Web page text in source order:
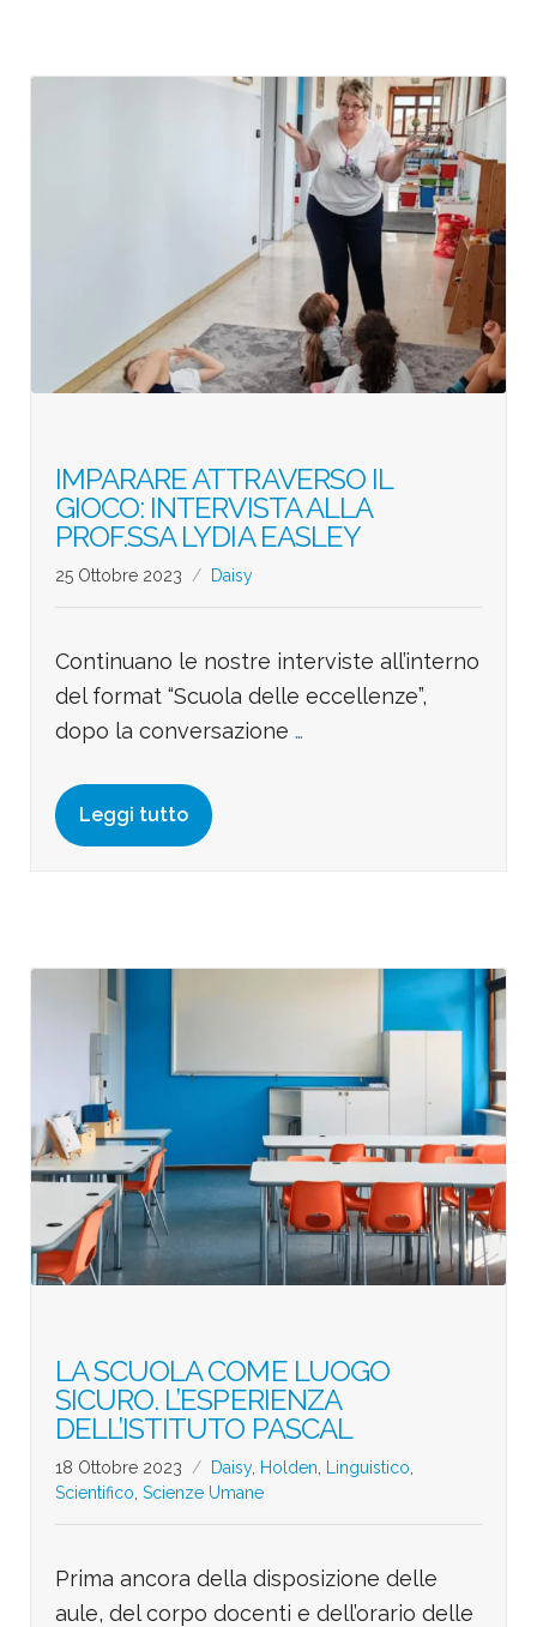
IMPARARE ATTRAVERSO IL
GIOCO: INTERVISTA ALLA
PROF.SSA LYDIA EASLEY
25 Ottobre 2023 Daisy
Continuano le nostre interviste all’interno
del format “Scuola delle eccellenze”,
dopo la conversazione …
Leggi tutto
LA SCUOLA COME LUOGO
SICURO. L’ESPERIENZA
DELL’ISTITUTO PASCAL
18 Ottobre 2023 Daisy, Holden Linguistico
Scientifico Scienze Umane
Prima ancora della disposizione delle
aule, del corpo docenti e dell’orario delle